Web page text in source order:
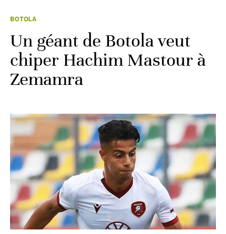
BOTOLA
Un géant de Botola veut
chiper Hachim Mastour à
Zemamra